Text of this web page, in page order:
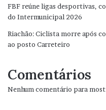
FBF reúne ligas desportivas,
do Intermunicipal 2026
Riachão: Ciclista morre após
ao posto Carreteiro
Comentários
Nenhum comentário para